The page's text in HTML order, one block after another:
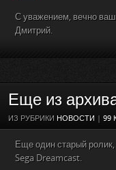
С уважением, вечно ваш
Дмитрий.
Еще из
ИЗ РУБРИКИ НОВОСТИ | 99
Еще один старый
Sega Dreamcast.